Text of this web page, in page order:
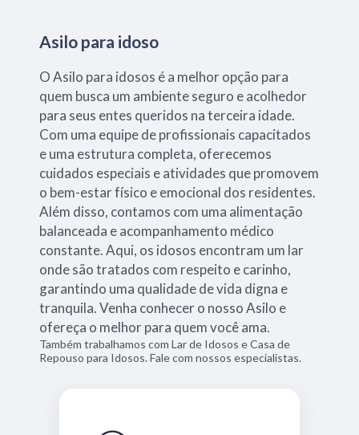
Asilo para idoso
O Asilo para idosos é a melhor opção para
quem busca um ambiente seguro e acolhedor
para seus entes queridos na terceira idade.
Com uma equipe de profissionais capacitados
e uma estrutura completa, oferecemos
cuidados especiais e atividades que promovem
o bem-estar físico e emocional dos residentes.
Além disso, contamos com uma alimentação
balanceada e acompanhamento médico
constante. Aqui, os idosos encontram um lar
onde são tratados com respeito e carinho,
garantindo uma qualidade de vida digna e
tranquila. Venha conhecer o nosso Asilo e
ofereça o melhor para quem você ama.
Também trabalhamos com Lar de Idosos e Casa de
Repouso para Idosos. Fale com nossos especialistas.